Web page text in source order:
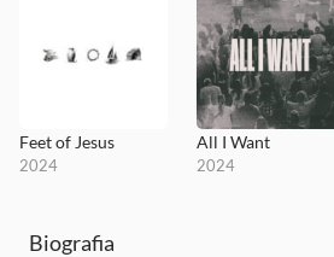
Feet of Jesus
2024
All I Want
2024
Biografia